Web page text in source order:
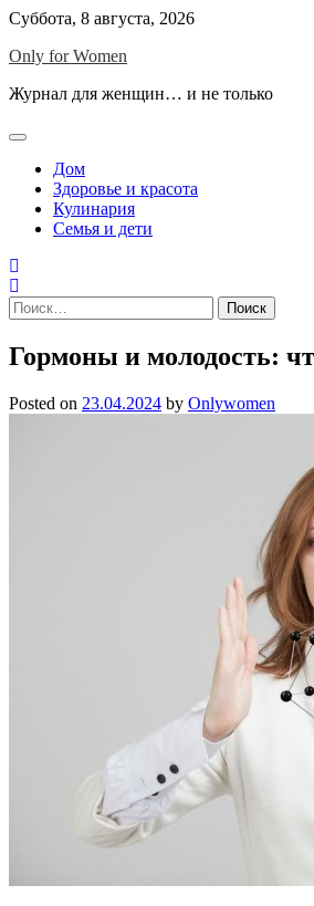
Skip
content
Суббота, 8 августа, 2026
Only for Women
Журнал для женщин… и не только
Дом
Здоровье и красота
Кулинария
Семья и дети
Найти:
Гормоны и молодость:
Posted on 23.04.2024 by Onlywomen